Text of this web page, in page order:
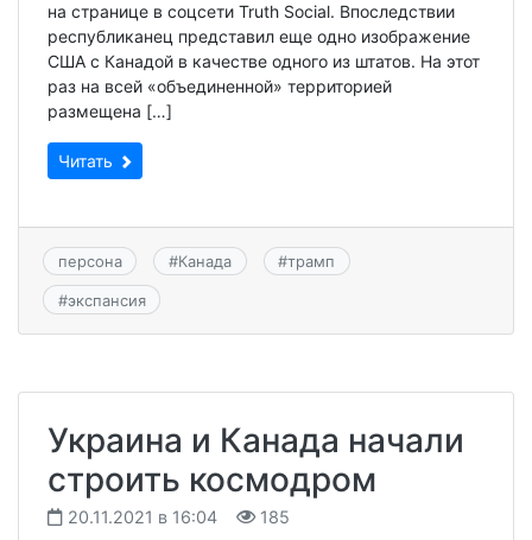
на странице в соцсети Truth Social. Впоследствии
республиканец представил еще одно изображение
США с Канадой в качестве одного из штатов. На этот
раз на всей «объединенной» территорией
размещена […]
Читать
персона #Канада #трамп
#экспансия
Украина и Канада начали
строить космодром
20.11.2021 в 16:04 185